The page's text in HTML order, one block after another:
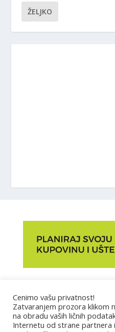
ŽELJKO
Cenimo vašu privatnost!
Zatvaranjem prozora klikom
na obradu vaših ličnih
Internetu od strane partnera